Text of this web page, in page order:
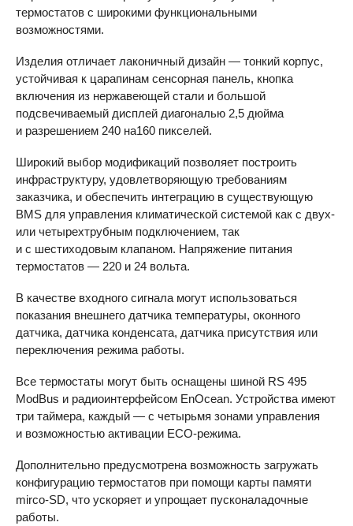
термостатов с широкими функциональными
возможностями.
Изделия отличает лаконичный дизайн — тонкий корпус,
устойчивая к царапинам сенсорная панель, кнопка
включения из нержавеющей стали и большой
подсвечиваемый дисплей диагональю 2,5 дюйма
и разрешением 240 на160 пикселей.
Широкий выбор модификаций позволяет построить
инфраструктуру, удовлетворяющую требованиям
заказчика, и обеспечить интеграцию в существующую
BMS для управления климатической системой как с двух-
или четырехтрубным подключением, так
и с шестиходовым клапаном. Напряжение питания
термостатов — 220 и 24 вольта.
В качестве входного сигнала могут использоваться
показания внешнего датчика температуры, оконного
датчика, датчика конденсата, датчика присутствия или
переключения режима работы.
Все термостаты могут быть оснащены шиной RS 495
ModBus и радиоинтерфейсом EnOcean. Устройства имеют
три таймера, каждый — с четырьмя зонами управления
и возможностью активации ECO-режима.
Дополнительно предусмотрена возможность загружать
конфигурацию термостатов при помощи карты памяти
mirco-SD, что ускоряет и упрощает пусконаладочные
работы.